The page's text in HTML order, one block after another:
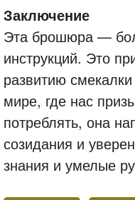
Заключение
Эта брошюра —
инструкций. Это
развитию
мире, где нас
потреблять, она
созидания и
знания и умелые